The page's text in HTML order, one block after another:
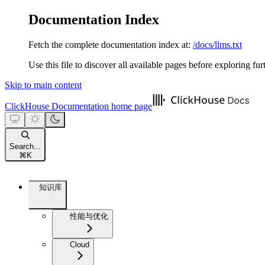
Documentation Index
Fetch the complete documentation index at: /docs/llms.txt
Use this file to discover all available pages before exploring
Skip to main content
ClickHouse Documentation home page
Search...
⌘ K
知识库
性能与优化
Cloud